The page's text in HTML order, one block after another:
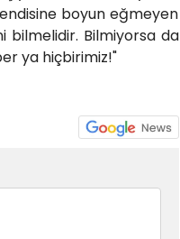
boyun eğmeyen
bilmelidir. Bilmiyorsa da
ya hiçbirimiz!"